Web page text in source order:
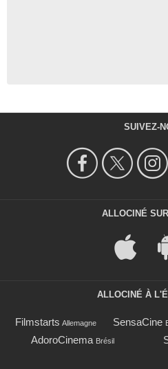
SUIVEZ-
ALLOCINÉ
ALLOCINÉ À
Filmstarts Allemagne SensaCine
AdoroCinema Brésil